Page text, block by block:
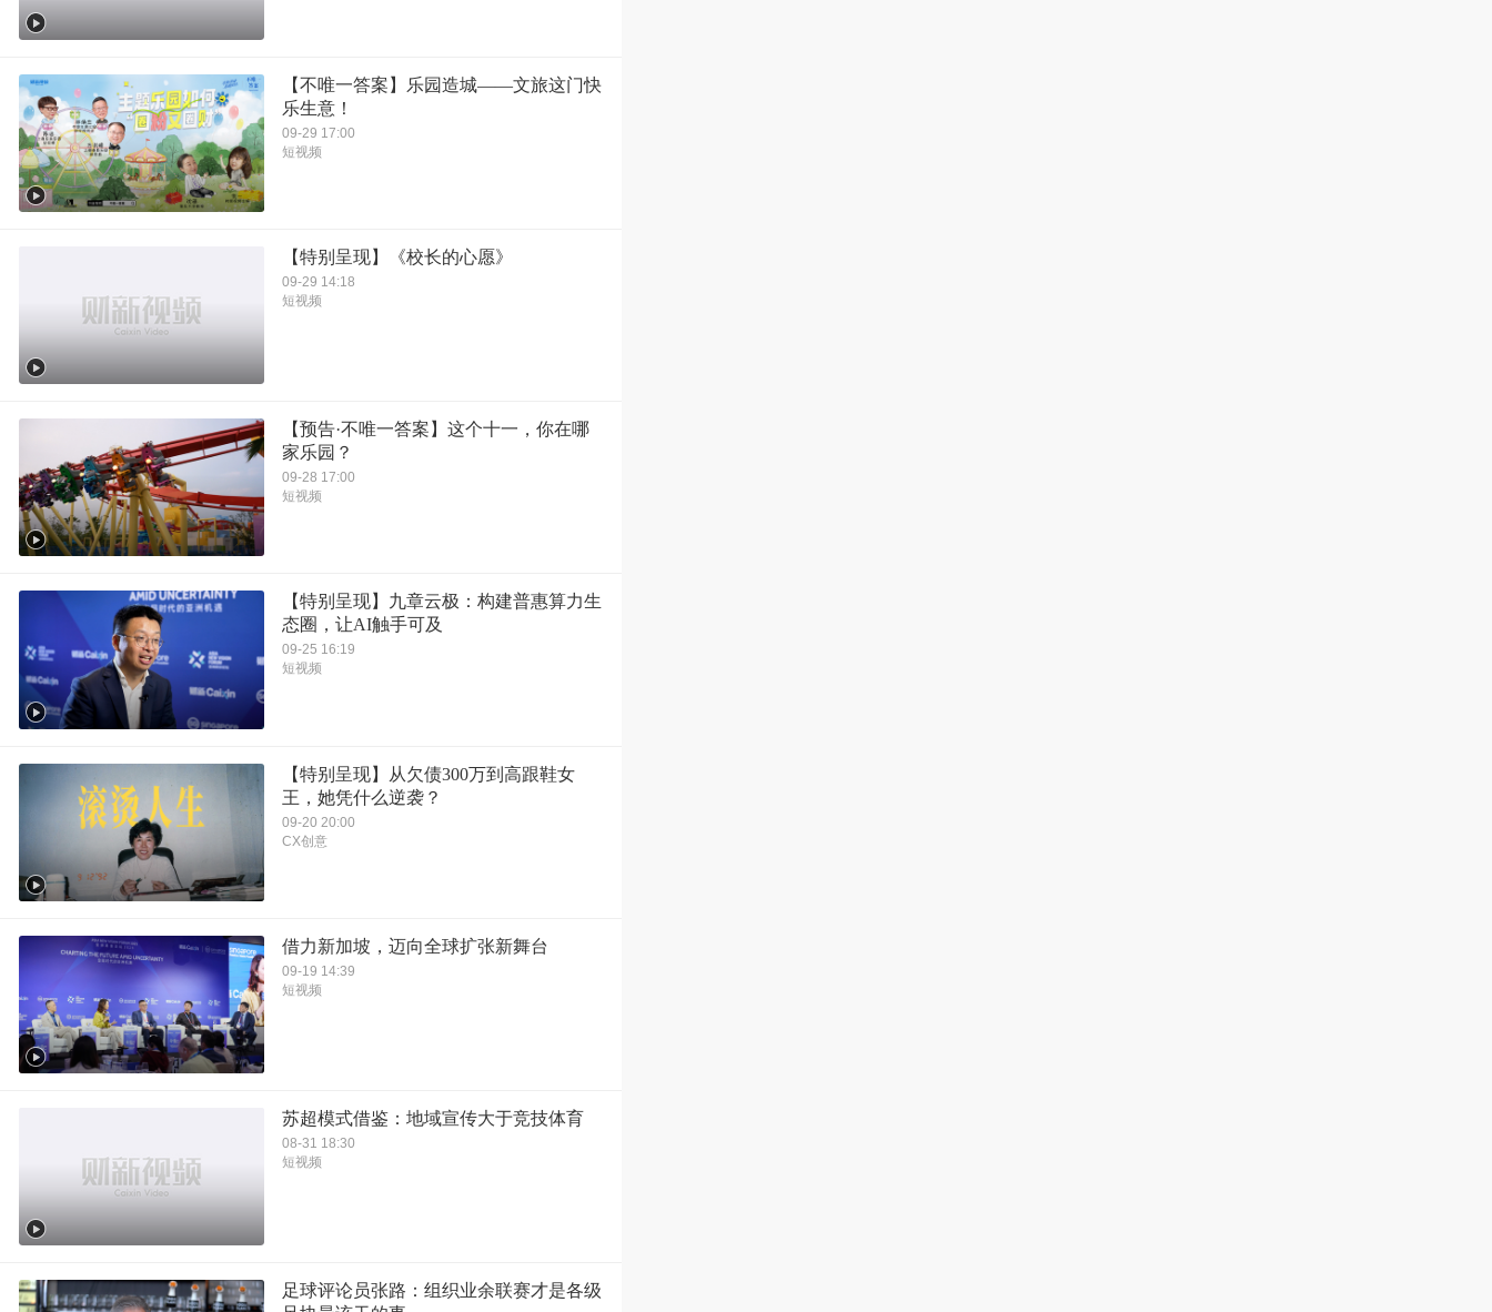
【不唯一答案】乐园造城——文旅这门快
乐生意！
09-29 17:00
短视频
【特别呈现】《校长的心愿》
09-29 14:18
短视频
【预告·不唯一答案】这个十一，你在哪
家乐园？
09-28 17:00
短视频
【特别呈现】九章云极：构建普惠算力生
态圈，让AI触手可及
09-25 16:19
短视频
【特别呈现】从欠债300万到高跟鞋女
王，她凭什么逆袭？
09-20 20:00
CX创意
借力新加坡，迈向全球扩张新舞台
09-19 14:39
短视频
苏超模式借鉴：地域宣传大于竞技体育
08-31 18:30
短视频
足球评论员张路：组织业余联赛才是各级